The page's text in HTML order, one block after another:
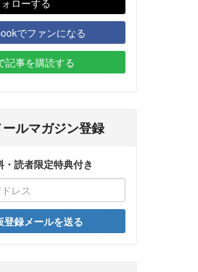
でファンになる
記事を購読する
ールマガジン登録
・読者限定特典付き
登録メールを送る